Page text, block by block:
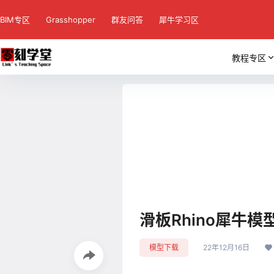
BIM专区 Grasshopper 群友问答 犀牛学习区
教程专区
滑板Rhino犀牛模
模型下载 22年12月16日